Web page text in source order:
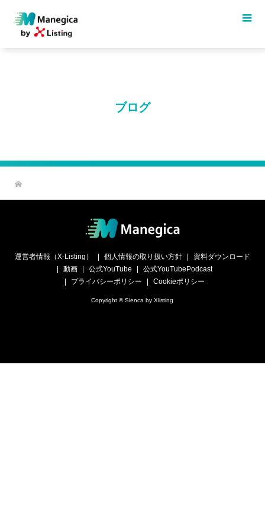
ブログ
運営者情報（X-Listing） 個人情報の取り扱い方針
資料ダウンロード
動画
公式YouTube
公式YouTubePodcast
プライバシーポリシー
Cookieポリシー
Copyright © Sienca by Xlisting